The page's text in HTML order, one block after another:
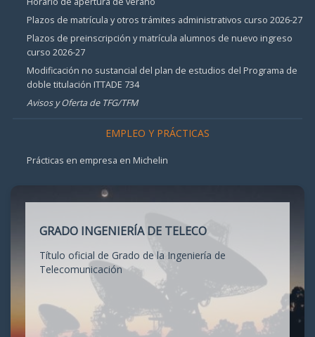
Plazos de matrícula y otros trámites administrativos curso 2026-27
Plazos de preinscripción y matrícula alumnos de nuevo ingreso
curso 2026-27
Modificación no sustancial del plan de estudios del Programa de
doble titulación ITTADE 734
Avisos y Oferta de TFG/TFM
EMPLEO Y PRÁCTICAS
Prácticas en empresa en Michelin
GRADO INGENIERÍA DE TELECO
Título oficial de Grado de la Ingeniería de
Telecomunicación